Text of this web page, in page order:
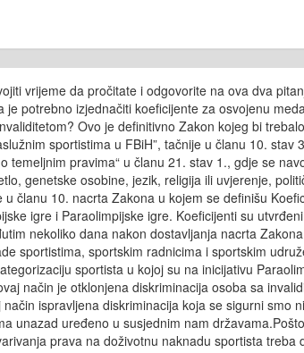
vrijeme da pročitate i odgovorite na ova dva
potrebno izjednačiti koeficijente za osvojenu
Ovo je definitivno Zakon kojeg bi
sportistima u FBiH”, tačnije u članu 10.
temeljnim pravima“ u članu 21. stav 1., gdje se
genetske osobine, jezik, religija ili uvjerenje,
u članu 10. nacrta Zakona u kojem se definišu
igre i Paraolimpijske igre. Koeficijenti su
nekoliko dana nakon dostavljanja nacrta
sportistima, sportskim radnicima i sportskim
sportista u kojoj su na inicijativu
način je otklonjena diskriminacija osoba sa
ispravljena diskriminacija koja se sigurni
unazad uređeno u susjednim nam
prava na doživotnu naknadu sportista